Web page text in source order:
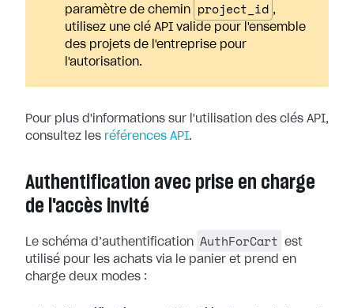
paramètre de chemin
project_id ,
utilisez une clé API valide pour l'ensemble
des projets de l'entreprise pour
l'autorisation.
Pour plus d'informations sur l'utilisation des clés API,
consultez les références API.
Authentification avec prise en charge
de l'accès invité
Le schéma d’authentification AuthForCart
est
utilisé pour les achats via le panier et prend en
charge deux modes :